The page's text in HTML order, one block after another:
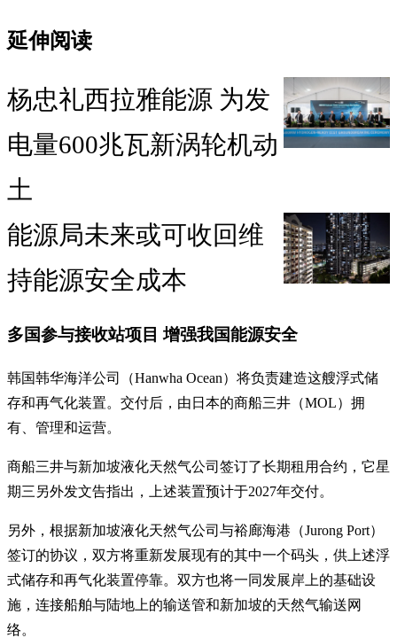
延伸阅读
杨忠礼西拉雅能源 为发
电量600兆瓦新涡轮机动
土
能源局未来或可收回维
持能源安全成本
多国参与接收站项目 增强我国能源安全
韩国韩华海洋公司（Hanwha Ocean）将负责建造这艘浮式储
存和再气化装置。交付后，由日本的商船三井（MOL）拥
有、管理和运营。
商船三井与新加坡液化天然气公司签订了长期租用合约，它星
期三另外发文告指出，上述装置预计于2027年交付。
另外，根据新加坡液化天然气公司与裕廊海港（Jurong Port）
签订的协议，双方将重新发展现有的其中一个码头，供上述浮
式储存和再气化装置停靠。双方也将一同发展岸上的基础设
施，连接船舶与陆地上的输送管和新加坡的天然气输送网
络。